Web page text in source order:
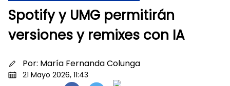
Spotify y UMG permitirán
versiones y remixes con IA
Por: María Fernanda Colunga
21 Mayo 2026, 11:43